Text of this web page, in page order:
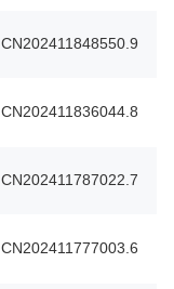
CN202411848550.9
CN202411836044.8
CN202411787022.7
CN202411777003.6